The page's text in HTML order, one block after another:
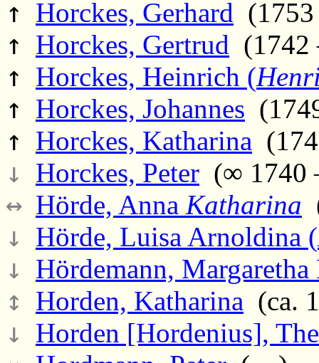
↑ Horckes, Gerhard
↑ Horckes, Gertrud (1742
↑ Horckes, Heinrich (
↑ Horckes, Johannes
↑ Horckes, Katharina
↓ Horckes, Peter (∞ 1740
↔ Hörde, Anna Katharina
↓ Hörde, Luisa Arnoldina (
↓ Hördemann, Margaretha
↕ Horden, Katharina (ca.
↓ Horden [Hordenius],